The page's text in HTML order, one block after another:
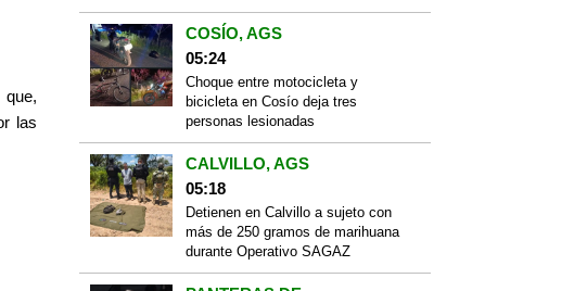
las
COSÍO, AGS
05:24
Choque entre motocicleta y
bicicleta en Cosío deja tres
personas lesionadas
CALVILLO, AGS
05:18
Detienen en Calvillo a sujeto con
más de 250 gramos de marihuana
durante Operativo SAGAZ